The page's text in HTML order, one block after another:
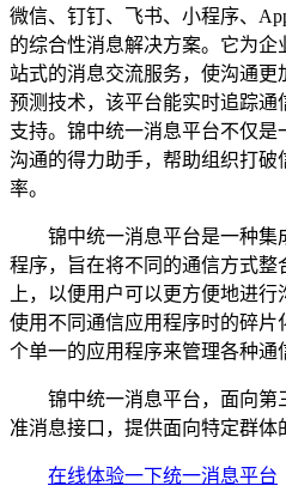
微信、钉钉、飞书、小程序、
的综合性消息解决方案。它为
站式的消息交流服务，使沟通
预测技术，该平台能实时追踪
支持。锦中统一消息平台不仅
沟通的得力助手，帮助组织打
率。
锦中统一消息平台是一种集
程序，旨在将不同的通信方式整
上，以便用户可以更方便地进
使用不同通信应用程序时的碎
个单一的应用程序来管理各种通
锦中统一消息平台，面向第
准消息接口，提供面向特定群体
在线体验一下统一消息平台